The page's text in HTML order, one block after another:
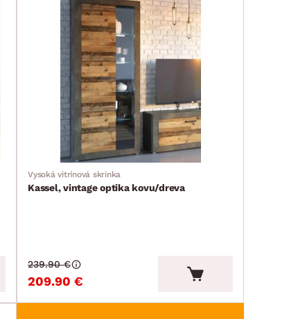
Vysoká vitrínová skrinka
Kassel, vintage optika kovu/dreva
209.90 €
239.90 €